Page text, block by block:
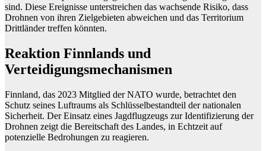
sind. Diese Ereignisse unterstreichen das wachsende Risiko, dass
Drohnen von ihren Zielgebieten abweichen und das Territorium
Drittländer treffen könnten.
Reaktion Finnlands und
Verteidigungsmechanismen
Finnland, das 2023 Mitglied der NATO wurde, betrachtet den
Schutz seines Luftraums als Schlüsselbestandteil der nationalen
Sicherheit. Der Einsatz eines Jagdflugzeugs zur Identifizierung der
Drohnen zeigt die Bereitschaft des Landes, in Echtzeit auf
potenzielle Bedrohungen zu reagieren.